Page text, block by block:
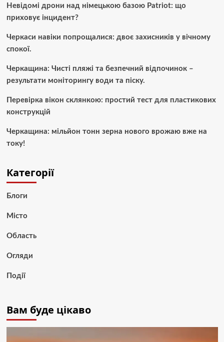
Невідомі дрони над німецькою базою Patriot: що
приховує інцидент?
Черкаси навіки попрощалися: двоє захисників у вічному
спокої.
Черкащина: Чисті пляжі та безпечний відпочинок –
результати моніторингу води та піску.
Перевірка вікон склянкою: простий тест для пластикових
конструкцій
Черкащина: мільйон тонн зерна нового врожаю вже на
току!
Категорії
Блоги
Місто
Область
Огляди
Події
Вам буде цікаво